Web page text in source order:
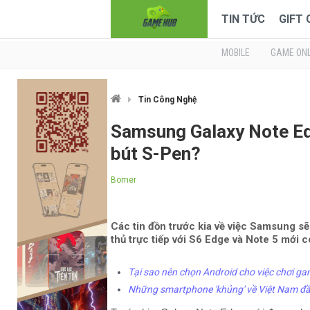
TIN TỨC GIFT
MOBILE GAME
Tin Công Nghệ
Samsung Galaxy Note
bút S-Pen?
Bomer
Các tin đồn trước kia về việc Samsung
thủ trực tiếp với S6 Edge và Note 5 mới
Tại sao nên chọn Android cho việc chơi
Những smartphone 'khủng' về Việt Nam